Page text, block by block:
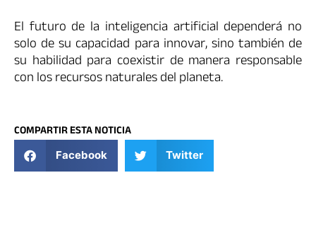
El futuro de la inteligencia artificial dependerá no
solo de su capacidad para innovar, sino también de
su habilidad para coexistir de manera responsable
con los recursos naturales del planeta.
COMPARTIR ESTA NOTICIA
Facebook Twitter